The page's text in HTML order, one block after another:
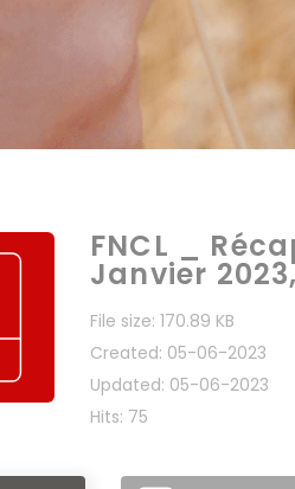
FNCL _
Janvier
File size: 170.89 KB
Created: 05-06-2023
Updated: 05-06-2023
Hits: 75